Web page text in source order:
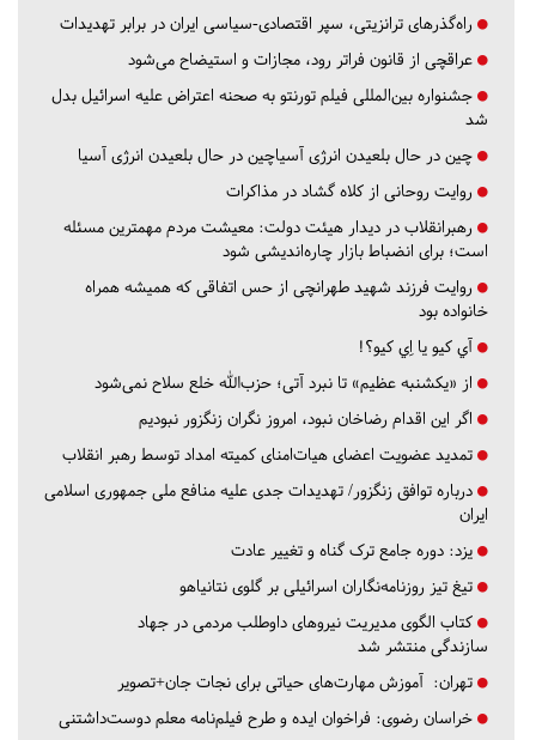
راه‌گذرهای ترانزیتی، سپر اقتصادی-سیاسی ایران در برابر تهدیدات
عراقچی از قانون فراتر رود، مجازات و استیضاح می‌شود
جشنواره بین‌المللی فیلم تورنتو به صحنه اعتراض علیه اسرائیل بدل
شد
چین در حال بلعیدن انرژی آسیاچین در حال بلعیدن انرژی آسیا
روایت روحانی از کلاه گشاد در مذاکرات
رهبرانقلاب در دیدار هیئت دولت: معیشت مردم مهمترین مسئله
است؛ برای انضباط بازار چاره‌اندیشی شود
روایت فرزند شهید طهرانچی از حس اتفاقی که همیشه همراه
خانواده بود
آي كيو يا اِي كيو؟!
از «یکشنبه عظیم» تا نبرد آتی؛ حزب‌الله خلع سلاح نمی‌شود
اگر این اقدام رضاخان نبود، امروز نگران زنگزور نبودیم
تمدید عضویت اعضای هیات‌امنای کمیته امداد توسط رهبر انقلاب
درباره توافق زنگزور/ تهدیدات جدی علیه منافع ملی جمهوری اسلامی
ایران
یزد: دوره جامع ترک گناه و تغییر عادت
تیغ تیز روزنامه‌نگاران اسرائیلی بر گلوی نتانیاهو
کتاب الگوی مدیریت نیروهای داوطلب مردمی در جهاد
سازندگی منتشر شد
تهران: آموزش مهارت‌های حیاتی برای نجات جان+تصویر
خراسان رضوی: فراخوان ایده و طرح فیلم‌نامه معلم دوست‌داشتنی